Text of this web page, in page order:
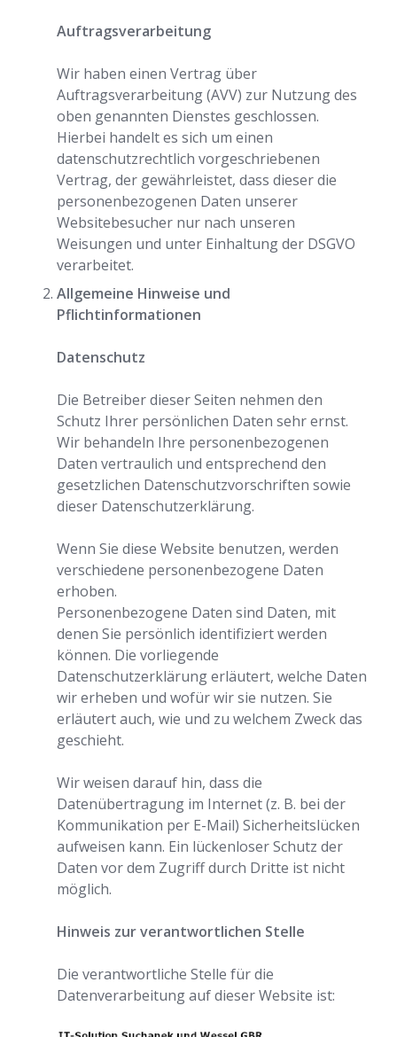
Auftragsverarbeitung
Wir haben einen Vertrag über
Auftragsverarbeitung (AVV) zur Nutzung des
oben genannten Dienstes geschlossen.
Hierbei handelt es sich um einen
datenschutzrechtlich vorgeschriebenen
Vertrag, der gewährleistet, dass dieser die
personenbezogenen Daten unserer
Websitebesucher nur nach unseren
Weisungen und unter Einhaltung der DSGVO
verarbeitet.
Allgemeine Hinweise und
Pflichtinformationen
Datenschutz
Die Betreiber dieser Seiten nehmen den
Schutz Ihrer persönlichen Daten sehr ernst.
Wir behandeln Ihre personenbezogenen
Daten vertraulich und entsprechend den
gesetzlichen Datenschutzvorschriften sowie
dieser Datenschutzerklärung.
Wenn Sie diese Website benutzen, werden
verschiedene personenbezogene Daten
erhoben.
Personenbezogene Daten sind Daten, mit
denen Sie persönlich identifiziert werden
können. Die vorliegende
Datenschutzerklärung erläutert, welche Daten
wir erheben und wofür wir sie nutzen. Sie
erläutert auch, wie und zu welchem Zweck das
geschieht.
Wir weisen darauf hin, dass die
Datenübertragung im Internet (z. B. bei der
Kommunikation per E-Mail) Sicherheitslücken
aufweisen kann. Ein lückenloser Schutz der
Daten vor dem Zugriff durch Dritte ist nicht
möglich.
Hinweis zur verantwortlichen Stelle
Die verantwortliche Stelle für die
Datenverarbeitung auf dieser Website ist: